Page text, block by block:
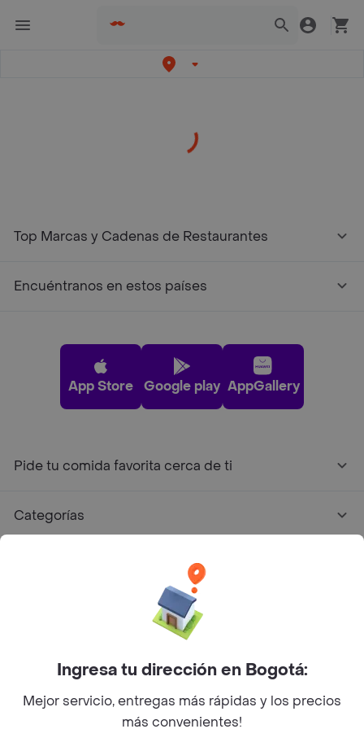
Top Marcas y Cadenas de Restaurantes
Encuéntranos en estos países
App Store Google play AppGallery
Pide tu comida favorita cerca de ti
Categorías
Facebook
Twitter
Instagram
©2026Rappi Inc. All rights reserved.
Ingresa tu dirección en Bogotá:
Mejor servicio, entregas más rápidas y los precios
más convenientes!